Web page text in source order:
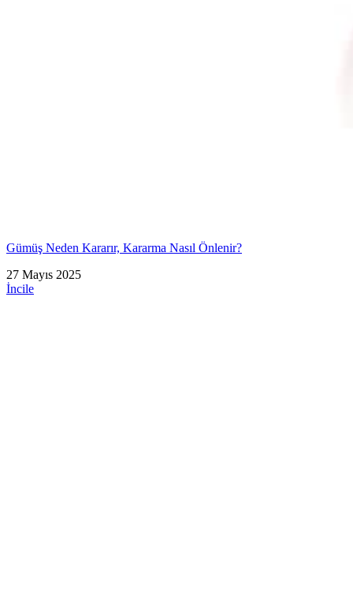
Gümüş Neden Kararır, Kararma Nasıl Önlenir?
27 Mayıs 2025
İncile